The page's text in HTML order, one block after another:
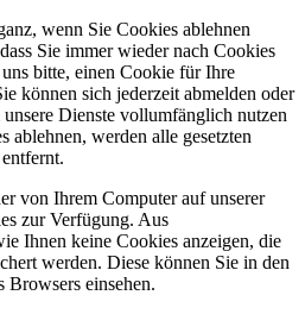
wenn Sie Cookies ablehnen
Sie immer wieder nach Cookies
bitte, einen Cookie für Ihre
können sich jederzeit abmelden oder
Dienste vollumfänglich nutzen
ablehnen, werden alle gesetzten
von Ihrem Computer auf unserer
zur Verfügung. Aus
Ihnen keine Cookies anzeigen, die
werden. Diese können Sie in den
Browsers einsehen.